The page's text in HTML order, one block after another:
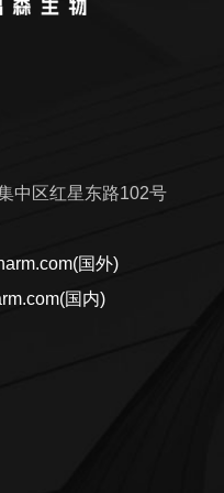
中区红星东路102号
国外)
国内)